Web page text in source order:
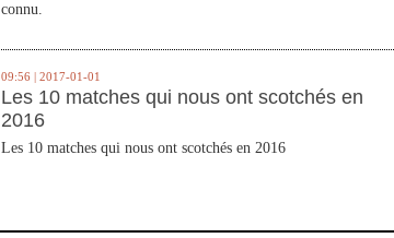
connu.
09:56 | 2017-01-01
Les 10 matches qui nous ont scotchés en
2016
Les 10 matches qui nous ont scotchés en 2016